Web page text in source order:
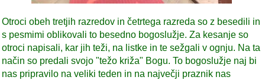
Otroci obeh tretjih razredov in četrtega razreda so z besedili in
s pesmimi oblikovali to besedno bogoslužje. Za kesanje so
otroci napisali, kar jih teži, na listke in te sežgali v ognju. Na ta
način so predali svojo "težo križa" Bogu. To bogoslužje naj bi
nas pripravilo na veliki teden in na največji praznik nas